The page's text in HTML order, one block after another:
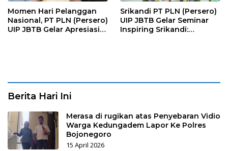
Momen Hari Pelanggan
Nasional, PT PLN (Persero)
UIP JBTB Gelar Apresiasi
Srikandi PT PLN (Persero)
UIP JBTB Gelar Seminar
Inspiring Srikandi:
Berita Hari Ini
Merasa di rugikan atas Penyebaran Vidio
Warga Kedungadem Lapor Ke Polres
Bojonegoro
15 April 2026